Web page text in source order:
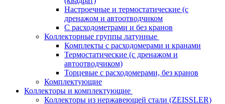
Настроечные и термостатические (с
дренажом и автоотводчиком
С расходометрами и без кранов
Коллекторные группы латунные
Комплекты с расходомерами и кранами
Термостатические (с дренажом и
автоотводчиком)
Торцевые с расходомерами, без кранов
Комплектующие
Коллекторы и комплектующие
Коллекторы из нержавеющей стали (ZEISSLER)